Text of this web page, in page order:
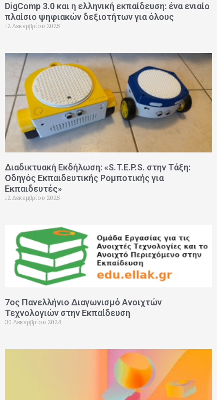
DigComp 3.0 και η ελληνική εκπαίδευση: ένα ενιαίο
πλαίσιο ψηφιακών δεξιοτήτων για όλους
12 Δεκεμβρίου 2025
Διαδικτυακή Εκδήλωση: «S.T.E.P.S. στην Τάξη:
Οδηγός Εκπαιδευτικής Ρομποτικής για
Εκπαιδευτές»
12 Δεκεμβρίου 2025
7ος Πανελλήνιο Διαγωνισμό Ανοιχτών
Τεχνολογιών στην Εκπαίδευση
30 Δεκεμβρίου 2024